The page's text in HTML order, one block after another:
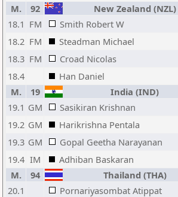
M.
92 New Zealand (NZL)
18.1 FM Smith Robert W
18.2 FM Steadman Michael
18.3 FM Croad Nicolas
18.4
Han Daniel
M.
19 India (IND)
19.1 GM Sasikiran Krishnan
19.2 GM Harikrishna Pentala
19.3 GM Gopal Geetha Narayanan
19.4 IM Adhiban Baskaran
M.
94 Thailand (THA)
20.1
Pornariyasombat Atippat